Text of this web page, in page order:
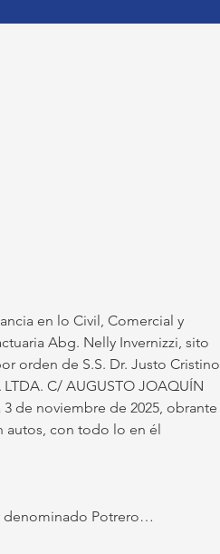
en lo Civil, Comercial y
Abg. Nelly Invernizzi, sito
orden de S.S. Dr. Justo Cristino
LTDA. C/ AUGUSTO JOAQUÍN
3 de noviembre de 2025, obrante
autos, con todo lo en él
denominado Potrero…